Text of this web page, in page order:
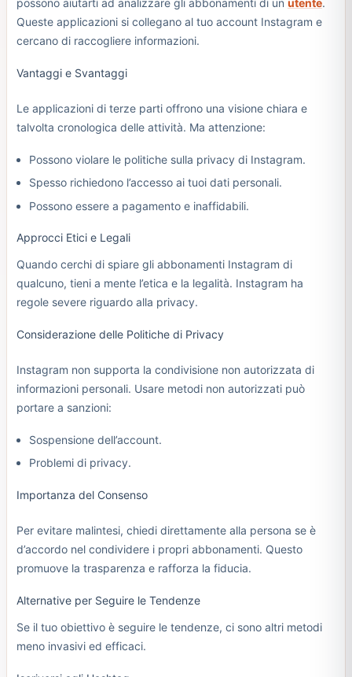
possono aiutarti ad analizzare gli abbonamenti di un utente.
Queste applicazioni si collegano al tuo account Instagram e
cercano di raccogliere informazioni.
Vantaggi e Svantaggi
Le applicazioni di terze parti offrono una visione chiara e
talvolta cronologica delle attività. Ma attenzione:
Possono violare le politiche sulla privacy di Instagram.
Spesso richiedono l’accesso ai tuoi dati personali.
Possono essere a pagamento e inaffidabili.
Approcci Etici e Legali
Quando cerchi di spiare gli abbonamenti Instagram di
qualcuno, tieni a mente l’etica e la legalità. Instagram ha
regole severe riguardo alla privacy.
Considerazione delle Politiche di Privacy
Instagram non supporta la condivisione non autorizzata di
informazioni personali. Usare metodi non autorizzati può
portare a sanzioni:
Sospensione dell’account.
Problemi di privacy.
Importanza del Consenso
Per evitare malintesi, chiedi direttamente alla persona se è
d’accordo nel condividere i propri abbonamenti. Questo
promuove la trasparenza e rafforza la fiducia.
Alternative per Seguire le Tendenze
Se il tuo obiettivo è seguire le tendenze, ci sono altri metodi
meno invasivi ed efficaci.